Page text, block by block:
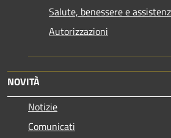
Salute, benessere e
Autorizzazioni
NOVITÀ
Notizie
Comunicati